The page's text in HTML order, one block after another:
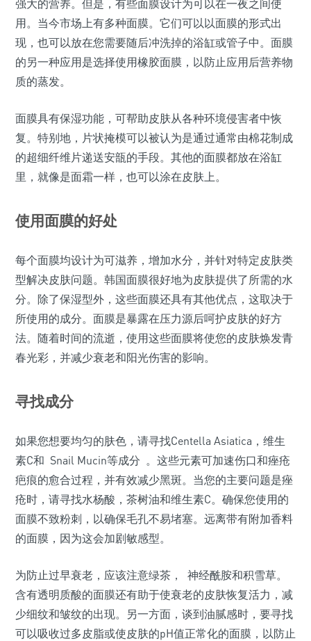
强大的营养。但是，有些面膜设计为可以在一夜之间使
用。当今市场上有多种面膜。它们可以以面膜的形式出
现，也可以放在您需要随后冲洗掉的浴缸或管子中。面膜
的另一种应用是选择使用橡胶面膜，以防止应用后营养物
质的蒸发。
面膜具有保湿功能，可帮助皮肤从各种环境侵害者中恢
复。特别地，片状掩模可以被认为是通过通常由棉花制成
的超细纤维片递送安瓿的手段。其他的面膜都放在浴缸
里，就像是面霜一样，也可以涂在皮肤上。
使用面膜的好处
每个面膜均设计为可滋养，增加水分，并针对特定皮肤类
型解决皮肤问题。韩国面膜很好地为皮肤提供了所需的水
分。除了保湿型外，这些面膜还具有其他优点，这取决于
所使用的成分。面膜是暴露在压力源后呵护皮肤的好方
法。随着时间的流逝，使用这些面膜将使您的皮肤焕发青
春光彩，并减少衰老和阳光伤害的影响。
寻找成分
如果您想要均匀的肤色，请寻找Centella Asiatica，维生
素C和 Snail Mucin等成分 。这些元素可加速伤口和痤疮
疤痕的愈合过程，并有效减少黑斑。当您的主要问题是痤
疮时，请寻找水杨酸，茶树油和维生素C。确保您使用的
面膜不致粉刺，以确保毛孔不易堵塞。远离带有附加香料
的面膜，因为这会加剧敏感型。
为防止过早衰老，应该注意绿茶， 神经酰胺和积雪草。
含有透明质酸的面膜还有助于使衰老的皮肤恢复活力，减
少细纹和皱纹的出现。另一方面，谈到油腻感时，要寻找
可以吸收过多皮脂或使皮肤的pH值正常化的面膜，以防止